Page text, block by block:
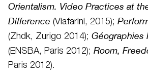
Orientalism. Video Practices at
Difference (Viafarini, 2015);
(Zhdk, Zurigo 2014); Géographies
(ENSBA, Paris 2012); Room,
Paris 2012).